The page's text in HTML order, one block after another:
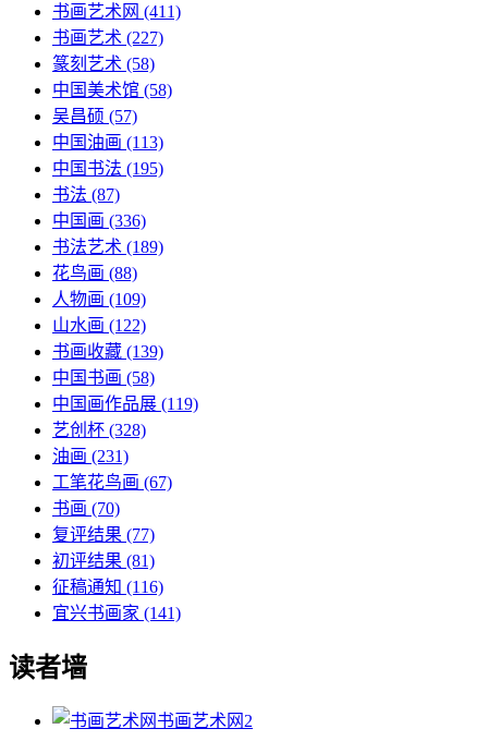
书画艺术网 (411)
书画艺术 (227)
篆刻艺术 (58)
中国美术馆 (58)
吴昌硕 (57)
中国油画 (113)
中国书法 (195)
书法 (87)
中国画 (336)
书法艺术 (189)
花鸟画 (88)
人物画 (109)
山水画 (122)
书画收藏 (139)
中国书画 (58)
中国画作品展 (119)
艺创杯 (328)
油画 (231)
工笔花鸟画 (67)
书画 (70)
复评结果 (77)
初评结果 (81)
征稿通知 (116)
宜兴书画家 (141)
读者墙
书画艺术网 2